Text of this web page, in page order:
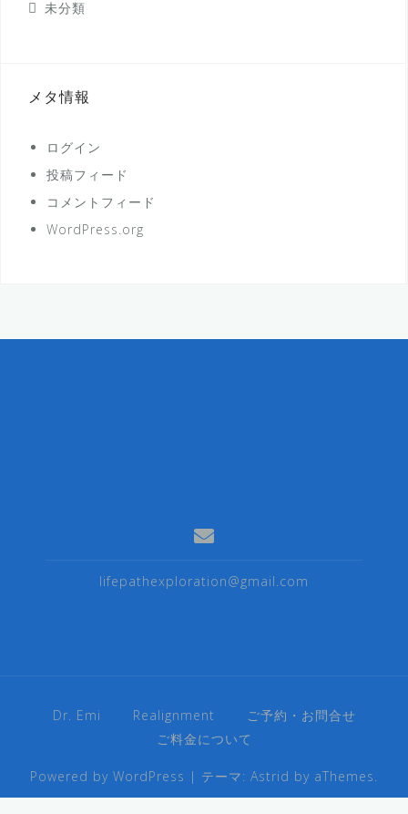
未分類
メタ情報
ログイン
投稿フィード
コメントフィード
WordPress.org
lifepathexploration@gmail.com
Dr. Emi Realignment
ご予約・お問合せ
ご料金について
Powered by WordPress | テーマ: Astrid by aThemes.